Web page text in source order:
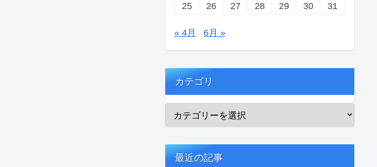
25
26 27 28 29 30 31
« 4月 6月 »
カテゴリ
最近の記事